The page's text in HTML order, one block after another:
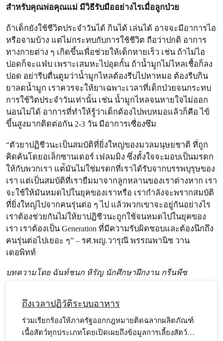
สำหรับคุณพ่อคุณแม่ มีวิธีรับมืออย่างไรเมื่อลูกป่วย
ถ้าเด็กยังใช้ชีวิตประจำวันได้ กินได้ เล่นได้ อาจจะมีอาการไอ
หรือจามบ้าง แต่ไม่กระทบกับการใช้ชีวิต ถือว่าปกติ อาการ
ทางกายต่าง ๆ เกิดขึ้นเพื่อช่วยให้เด็กหายเร็ว เช่น ถ้าไม่ไอ
ปอดก็จะแฟ่บ เพราะเสมหะไปอุดกั้น ถ้าน้ำมูกไม่ไหลเชื้อก็ลง
ปอด อย่ารีบตื่นตูมว่าน้ำมูกไหลต้องรีบไปหาหมอ ต้องรีบกิน
ยาลดน้ำมูก เราควรจะให้ยาเฉพาะเวลาที่เด็กป่วยจนกระทบ
การใช้วิตประจำวันเท่านั้น เช่น น้ำมูกไหลจนหายใจไม่ออก
นอนไม่ได้ อาการที่ทำให้รู้ว่าเด็กต้องไปพบหมอแล้วก็คือ ไข้
ขึ้นสูงมากติดต่อกัน 2-3 วัน มีอาการเซื่องซึม
“ตัวยาปฏิชีวนะเป็นสมบัติที่ยิ่งใหญ่ของมวลมนุษยชาติ ที่ถูก
คิดค้นโดยอเล็กซานเดอร์ เฟลมมิง ซึ่งตั้งใจจะมอบเป็นมรดก
ให้กับพวกเรา แต่ัมันไม่ใช่มรดกที่เราได้รับจากบรรพบุรุษของ
เรา แต่เป็นสมบัติที่เรายืมมาจากลูกหลานของเราต่างหาก เรา
จะใช้ให้มันหมดไปในยุคของเราหรือ เรากำลังจะพรากสมบัติ
ที่ยิ่งใหญ่ไปจากคนรุ่นต่อ ๆ ไป แล้วพวกเขาจะอยู่กันอย่างไร
เราต้องช่วยกันไม่ให้ยาปฏิชีวนะถูกใช้จนหมดไปในยุคของ
เรา เราต้องเป็น Generation ที่มีความรับผิดชอบและต้องนึกถึง
คนรุ่นต่อไปเยอะ ๆ” – รศ.พญ.วารุณี พรรณพานิช วาน
เดอพิทท์
บทความโดย ฉันท์ชนก หิรัญ นักศึกษาฝึกงาน กรีนพีซ
ถึงเวลาปฏิวัติระบบอาหาร
ร่วมเรียกร้องให้ภาครัฐออกกฎหมายติดฉลากผลิตภัณฑ์
เนื้อสัตว์ทุกประเภทโดยเปิดเผยถึงข้อมูลการเลี้ยงสัตว์